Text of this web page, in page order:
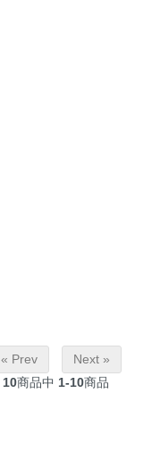
« Prev
Next »
10商品中 1-10商品